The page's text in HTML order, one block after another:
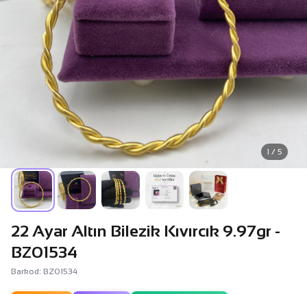
1 / 5
22 Ayar Altın Bilezik Kıvırcık 9.97gr -
BZ01534
Barkod: BZ01534